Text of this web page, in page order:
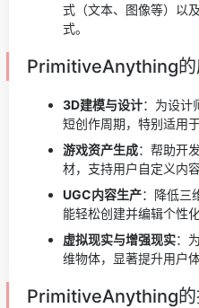
式（文本、图像等）以
式。
PrimitiveAnything的
3D建模与设计：为设计
短创作周期，特别适用
游戏资产生成：帮助开
材，支持用户自定义内
UGC内容生产：降低三
能轻松创建并编辑个性化
虚拟现实与增强现实：
维物体，显著提升用户
PrimitiveAnything的